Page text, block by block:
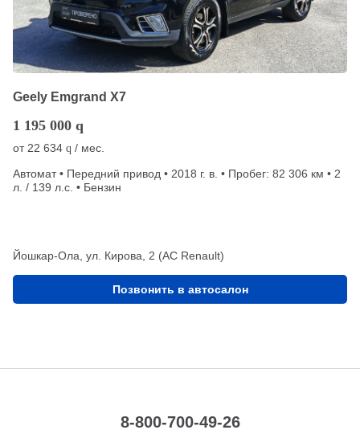
Geely Emgrand X7
1 195 000 q
от 22 634 q / мес.
Автомат • Передний привод • 2018 г. в. • Пробег: 82 306 км • 2
л. / 139 л.с. • Бензин
Йошкар-Ола, ул. Кирова, 2 (АС Renault)
Позвонить в автосалон
8-800-700-49-26